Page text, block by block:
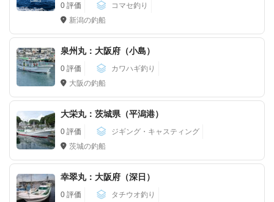
0 評価
コマセ釣り
新潟の釣船
泉州丸：大阪府（小島）
0 評価
カワハギ釣り
大阪の釣船
大栄丸：茨城県（平潟港）
0 評価
ジギング・キャスティング
茨城の釣船
幸翠丸：大阪府（深日）
0 評価
タチウオ釣り